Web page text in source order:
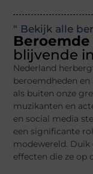
" Bekijk alle
blijvende
Nederland
beroemdheden
als buiten onze
muzikanten en
en social media
een significante
modewereld. Duik
effecten die ze op